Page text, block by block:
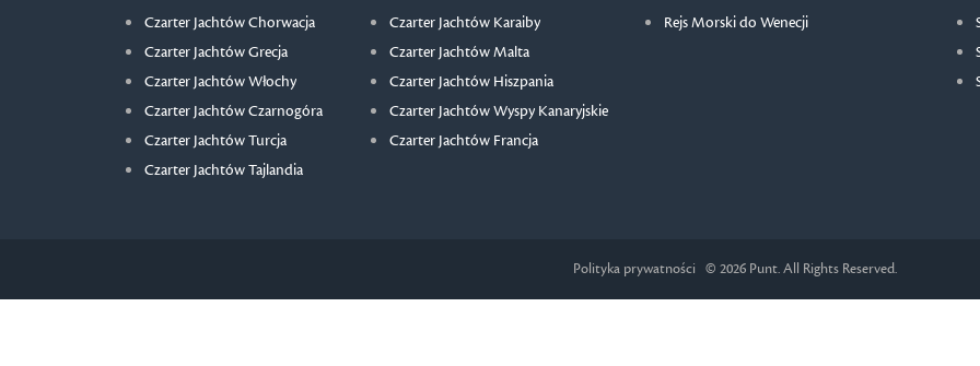
Czarter Jachtów Chorwacja
Czarter Jachtów Grecja
Czarter Jachtów Włochy
Czarter Jachtów Czarnogóra
Czarter Jachtów Turcja
Czarter Jachtów Tajlandia
Czarter Jachtów Karaiby
Czarter Jachtów Malta
Czarter Jachtów Hiszpania
Czarter Jachtów Wyspy Kanaryjskie
Czarter Jachtów Francja
Rejs Morski do Wenecji
Polityka prywatności © 2026 Punt. All Rights Reserved.